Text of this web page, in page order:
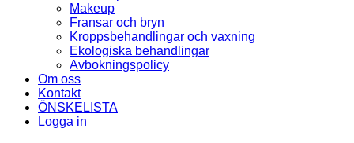
Makeup
Fransar och bryn
Kroppsbehandlingar och vaxning
Ekologiska behandlingar
Avbokningspolicy
Om oss
Kontakt
ÖNSKELISTA
Logga in